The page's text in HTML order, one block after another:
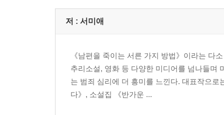
저 : 서미애
《남편을 죽이는 서른 가지 방법》이라는 다
추리소설, 영화 등 다양한 미디어를 넘나들며
는 범죄 심리에 더 흥미를 느낀다. 대표작으
다》, 소설집 《반가운 ...